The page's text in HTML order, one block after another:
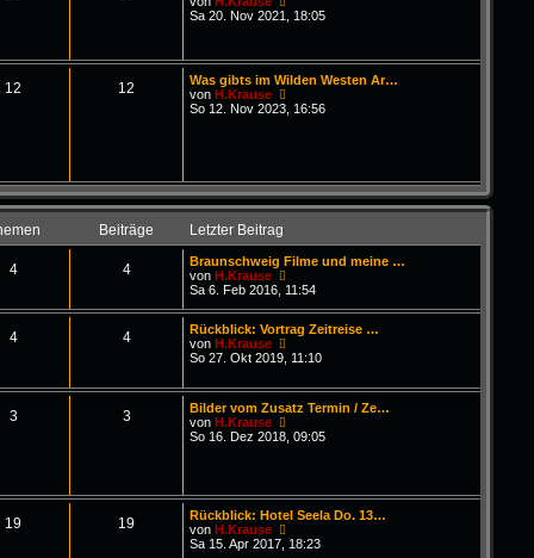
t
g
e
s
e
B
a
g
Sa 20. Nov 2021, 18:05
12 12
Was gibts im Wilden Westen Ar…
vonH.Krause
e
e
r
B
t
r
g
So 12. Nov 2023, 16:56
Beiträge Letzter Beitrag
4 4
Braunschweig Filme und meine …
vonH.Krause
e
e
s
e
B
e
i
t
r
Sa 6. Feb 2016, 11:54
4 4
Rückblick: Vortrag Zeitreise …
vonH.Krause
e
e
t
r
t
r
g
So 27. Okt 2019, 11:10
3 3
Bilder vom Zusatz Termin / Ze…
vonH.Krause
e
t
r
e
So 16. Dez 2018, 09:05
19 19
Rückblick: Hotel Seela Do. 13…
vonH.Krause
e
Sa 15. Apr 2017, 18:23